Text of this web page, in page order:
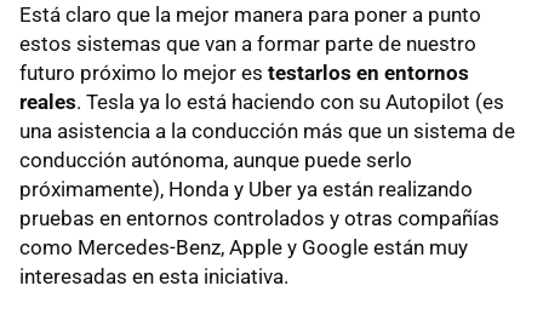
Está claro que la mejor manera para poner a punto
estos sistemas que van a formar parte de nuestro
futuro próximo lo mejor es testarlos en entornos
reales. Tesla ya lo está haciendo con su Autopilot (es
una asistencia a la conducción más que un sistema de
conducción autónoma, aunque puede serlo
próximamente), Honda y Uber ya están realizando
pruebas en entornos controlados y otras compañías
como Mercedes-Benz, Apple y Google están muy
interesadas en esta iniciativa.